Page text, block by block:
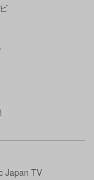
Japan TV